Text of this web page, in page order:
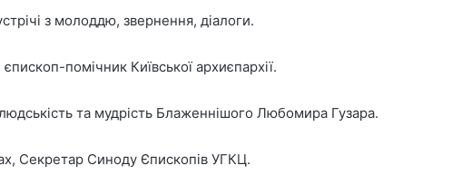
з молоддю, звернення, діалоги.
помічник Київської архиєпархії.
та мудрість Блаженнішого Любомира Гузара.
Секретар Синоду Єпископів УГКЦ.